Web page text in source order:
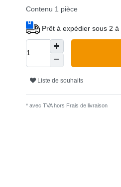
Contenu 1 pièce
Prêt à expédier sous 2 à
Liste de souhaits
* avec TVA hors Frais de livraison